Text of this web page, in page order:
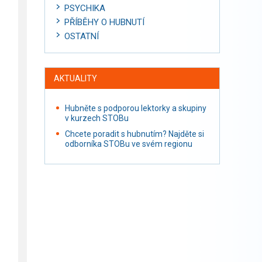
PSYCHIKA
PŘÍBĚHY O HUBNUTÍ
OSTATNÍ
AKTUALITY
Hubněte s podporou lektorky a skupiny
v kurzech STOBu
Chcete poradit s hubnutím? Najděte si
odborníka STOBu ve svém regionu